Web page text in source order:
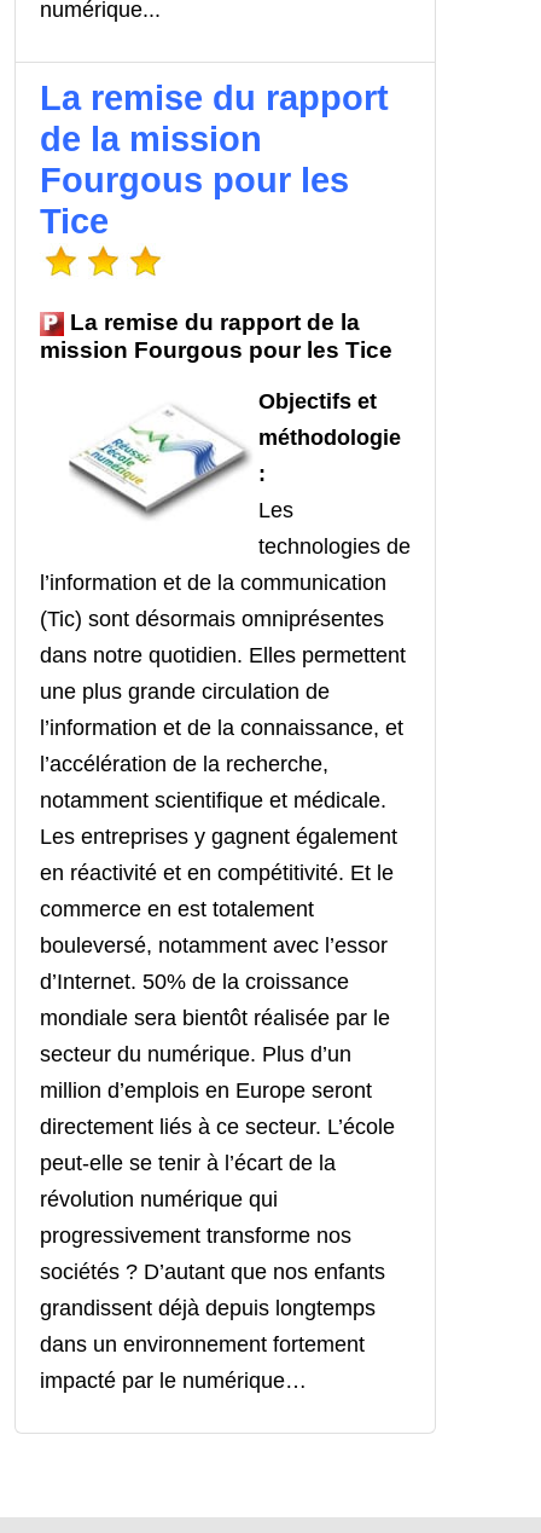
numérique...
La remise du rapport
de la mission
Fourgous pour les
Tice
La remise du rapport de la
mission Fourgous pour les Tice
Objectifs et
méthodologie
:
Les
technologies de
l’information et de la communication
(Tic) sont désormais omniprésentes
dans notre quotidien. Elles permettent
une plus grande circulation de
l’information et de la connaissance, et
l’accélération de la recherche,
notamment scientifique et médicale.
Les entreprises y gagnent également
en réactivité et en compétitivité. Et le
commerce en est totalement
bouleversé, notamment avec l’essor
d’Internet. 50% de la croissance
mondiale sera bientôt réalisée par le
secteur du numérique. Plus d’un
million d’emplois en Europe seront
directement liés à ce secteur. L’école
peut-elle se tenir à l’écart de la
révolution numérique qui
progressivement transforme nos
sociétés ? D’autant que nos enfants
grandissent déjà depuis longtemps
dans un environnement fortement
impacté par le numérique…